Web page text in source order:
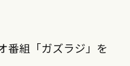
番組「ガズラジ」を